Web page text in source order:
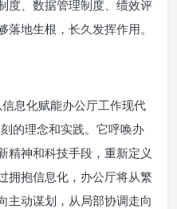
度、数据管理制度、绩效评
地生根，长久发挥作用。
息化赋能办公厅工作现代
的理念和实践。它呼唤办
精神和科技手段，重新定义
拥抱信息化，办公厅将从繁
主动谋划，从局部协调走向